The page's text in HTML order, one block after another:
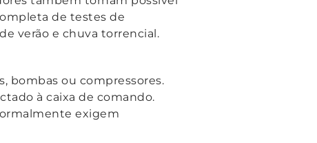
de testes de
verão e chuva torrencial.
bombas ou compressores.
à caixa de comando.
exigem